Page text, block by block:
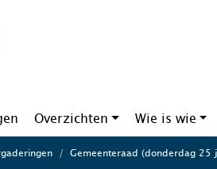
Overzichten Wie is wie
Gemeenteraad (donderdag 25